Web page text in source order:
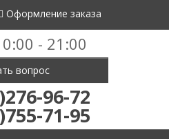
Оформление заказа
- 21:00
вопрос
96-72
71-95